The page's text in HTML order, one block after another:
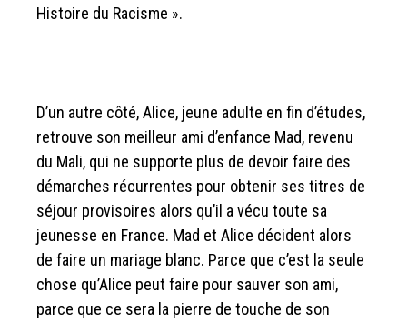
Histoire du Racisme ».
D’un autre côté, Alice, jeune adulte en fin d’études,
retrouve son meilleur ami d’enfance Mad, revenu
du Mali, qui ne supporte plus de devoir faire des
démarches récurrentes pour obtenir ses titres de
séjour provisoires alors qu’il a vécu toute sa
jeunesse en France. Mad et Alice décident alors
de faire un mariage blanc. Parce que c’est la seule
chose qu’Alice peut faire pour sauver son ami,
parce que ce sera la pierre de touche de son